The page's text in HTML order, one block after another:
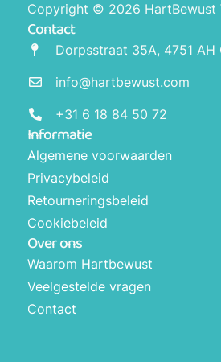
Copyright © 2026 HartBewust
Over ons
Waarom Hartbewust
Veelgestelde vragen
Contact
Informatie
Algemene voorwaarden
Privacybeleid
Retourneringsbeleid
Cookiebeleid
Contact
Dorpsstraat 35A, 4751 AH
info@hartbewust.com
+31 6 18 84 50 72